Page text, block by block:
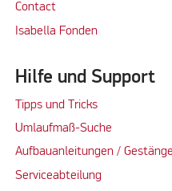
Contact
Isabella Fonden
Hilfe und Support
Tipps und Tricks
Umlaufmaß-Suche
Aufbauanleitungen /
Serviceabteilung